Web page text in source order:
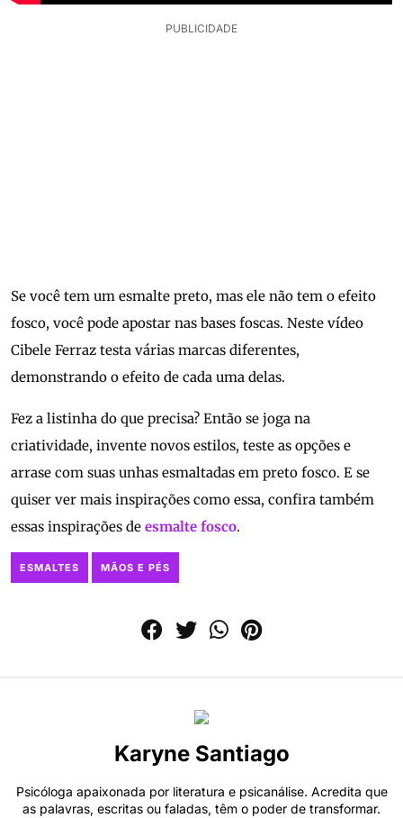
PUBLICIDADE
Se você tem um esmalte preto, mas ele não tem o efeito
fosco, você pode apostar nas bases foscas. Neste vídeo
Cibele Ferraz testa várias marcas diferentes,
demonstrando o efeito de cada uma delas.
Fez a listinha do que precisa? Então se joga na
criatividade, invente novos estilos, teste as opções e
arrase com suas unhas esmaltadas em preto fosco. E se
quiser ver mais inspirações como essa, confira também
essas inspirações de esmalte fosco.
ESMALTES MÃOS E PÉS
Karyne Santiago
Psicóloga apaixonada por literatura e psicanálise. Acredita que
as palavras, escritas ou faladas, têm o poder de transformar.